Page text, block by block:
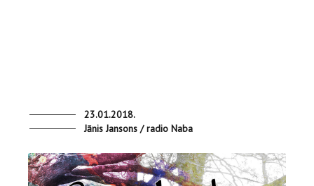
23.01.2018.
Jānis Jansons / radio Naba